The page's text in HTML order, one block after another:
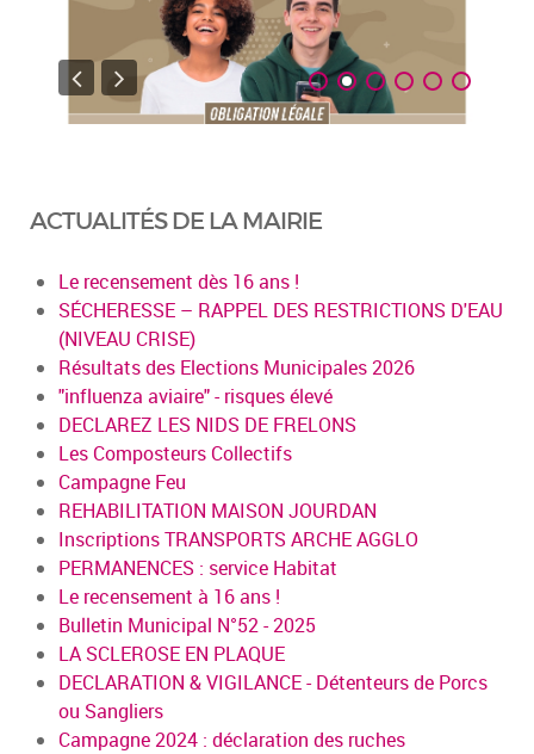
ACTUALITÉS DE LA MAIRIE
Le recensement dès 16 ans !
SÉCHERESSE – RAPPEL DES RESTRICTIONS D'EAU
(NIVEAU CRISE)
Résultats des Elections Municipales 2026
"influenza aviaire" - risques élevé
DECLAREZ LES NIDS DE FRELONS
Les Composteurs Collectifs
Campagne Feu
REHABILITATION MAISON JOURDAN
Inscriptions TRANSPORTS ARCHE AGGLO
PERMANENCES : service Habitat
Le recensement à 16 ans !
Bulletin Municipal N°52 - 2025
LA SCLEROSE EN PLAQUE
DECLARATION & VIGILANCE - Détenteurs de Porcs
ou Sangliers
Campagne 2024 : déclaration des ruches